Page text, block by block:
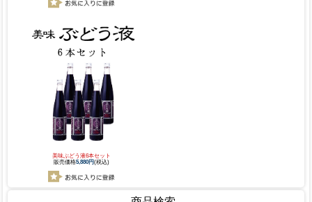
美味ぶどう液6本セット
販売価格5,880円(税込)